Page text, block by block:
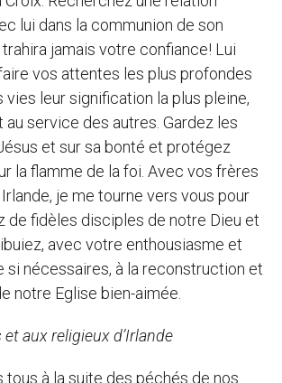
lui dans la communion de son
trahira jamais votre confiance! Lui
vos attentes les plus profondes
vies leur signification la plus pleine,
au service des autres. Gardez les
et sur sa bonté et protégez
la flamme de la foi. Avec vos frères
je me tourne vers vous pour
de fidèles disciples de notre Dieu et
avec votre enthousiasme et
si nécessaires, à la reconstruction et
notre Eglise bien-aimée.
aux religieux d’Irlande
tous à la suite des péchés de nos